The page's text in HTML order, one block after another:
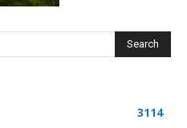
Search
3114